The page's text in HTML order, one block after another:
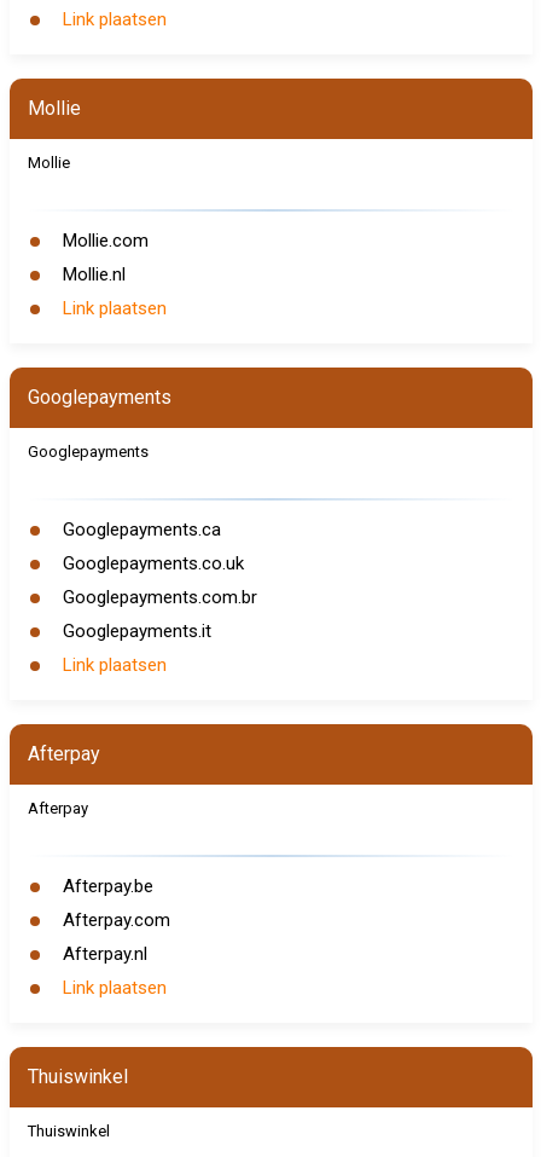
Link plaatsen
Mollie
Mollie
Mollie.com
Mollie.nl
Link plaatsen
Googlepayments
Googlepayments
Googlepayments.ca
Googlepayments.co.uk
Googlepayments.com.br
Googlepayments.it
Link plaatsen
Afterpay
Afterpay
Afterpay.be
Afterpay.com
Afterpay.nl
Link plaatsen
Thuiswinkel
Thuiswinkel